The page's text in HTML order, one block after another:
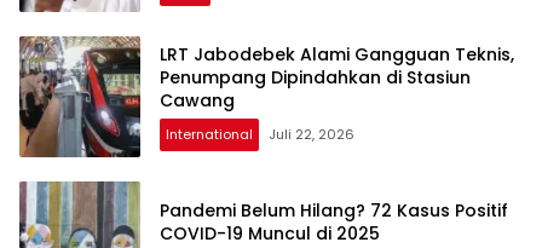
LRT Jabodebek Alami Gangguan Teknis,
Penumpang Dipindahkan di Stasiun
Cawang
International Juli 22, 2026
Pandemi Belum Hilang? 72 Kasus Positif
COVID-19 Muncul di 2025